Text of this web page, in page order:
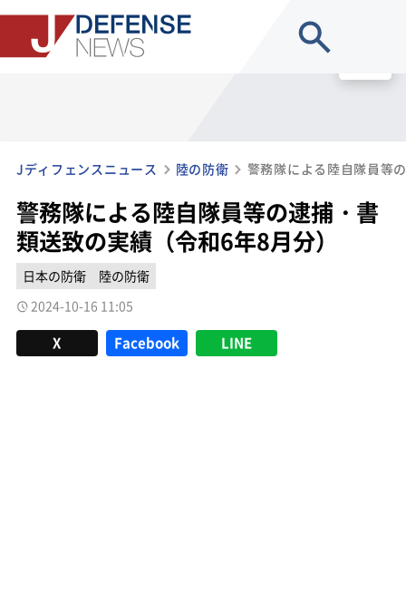
Jディフェンスニュース 陸の防衛
警務隊による陸自隊員等の逮捕・書
類送致の実績（令和6年8月分）
日本の防衛
陸の防衛
2024-10-16 11:05
X Facebook LINE